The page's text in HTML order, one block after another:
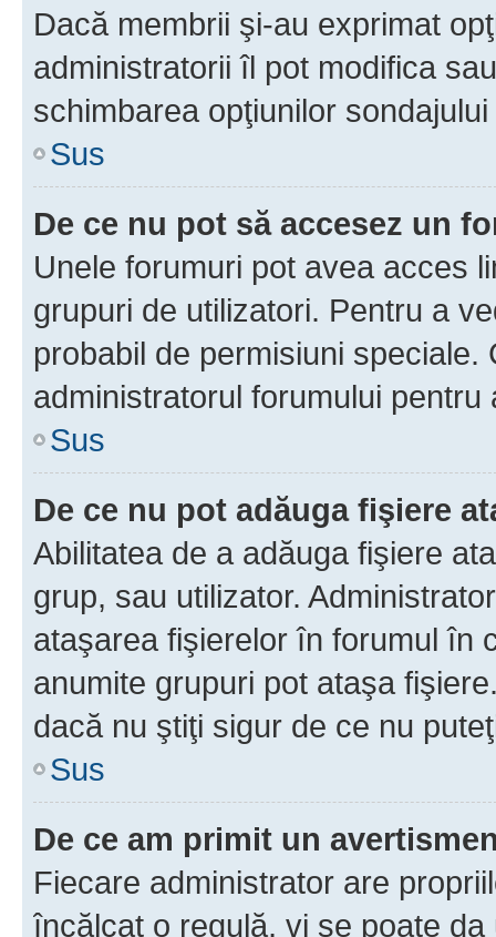
Dacă membrii şi-au exprimat
administratorii îl pot modifica
schimbarea opţiunilor
Sus
De ce nu pot să accesez un
Unele forumuri pot avea acces
grupuri de utilizatori. Pentru a
probabil de permisiuni
administratorul forumului pentru
Sus
De ce nu pot adăuga fişiere
Abilitatea de a adăuga fişiere
grup, sau utilizator.
ataşarea fişierelor în forumul în
anumite grupuri pot ataşa
dacă nu ştiţi sigur de ce nu
Sus
De ce am primit un
Fiecare administrator are
încălcat o regulă, vi se poate